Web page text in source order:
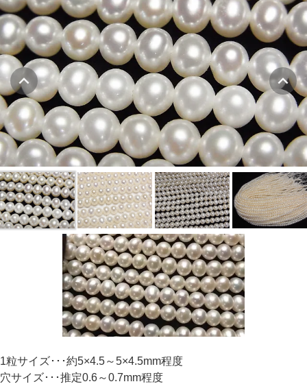
1粒サイズ･･･約5×4.5～5×4.5mm程度
穴サイズ･･･推定0.6～0.7mm程度